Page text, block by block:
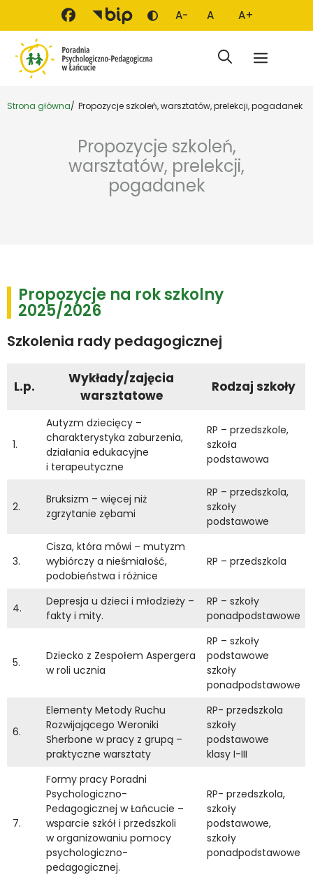
Przejdź do treści
Zmień kontrast
A-
Mniejsza czcionka
A
Domyślna czcionka
A+
Większa
Menu
Strona główna Propozycje szkoleń, warsztatów, prelekcji, pogadanek
Propozycje szkoleń,
warsztatów, prelekcji,
pogadanek
Propozycje na rok szkolny
2025/2026
Szkolenia rady pedagogicznej
L.p.
Wykłady/zajęcia
warsztatowe
Rodzaj szkoły
1.
Autyzm dziecięcy –
charakterystyka zaburzenia,
działania edukacyjne
i terapeutyczne
RP – przedszkole,
szkoła
podstawowa
2.
Bruksizm – więcej niż
zgrzytanie zębami
RP – przedszkola,
szkoły
podstawowe
3.
Cisza, która mówi – mutyzm
wybiórczy a nieśmiałość,
podobieństwa i różnice
RP – przedszkola
4.
Depresja u dzieci i młodzieży –
fakty i mity.
RP – szkoły
ponadpodstawowe
5.
Dziecko z Zespołem Aspergera
w roli ucznia
RP – szkoły
podstawowe
szkoły
ponadpodstawowe
6.
Elementy Metody Ruchu
Rozwijającego Weroniki
Sherbone w pracy z grupą –
praktyczne warsztaty
RP- przedszkola
szkoły
podstawowe
klasy I-III
7.
Formy pracy Poradni
Psychologiczno-
Pedagogicznej w Łańcucie –
wsparcie szkół i przedszkoli
w organizowaniu pomocy
psychologiczno-
pedagogicznej.
RP- przedszkola,
szkoły
podstawowe,
szkoły
ponadpodstawowe